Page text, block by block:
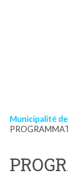
Municipalité